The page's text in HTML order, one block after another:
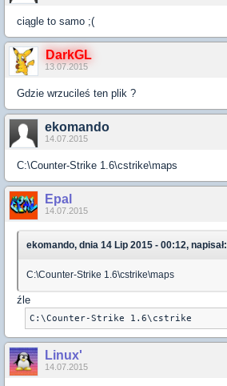
ciągle to samo ;(
DarkGL
13.07.2015
Gdzie wrzucileś ten plik ?
ekomando
14.07.2015
C:\Counter-Strike 1.6\cstrike\maps
Epal
14.07.2015
ekomando, dnia 14 Lip 2015 - 00:12, napisał:
C:\Counter-Strike 1.6\cstrike\maps
źle
Linux'
14.07.2015